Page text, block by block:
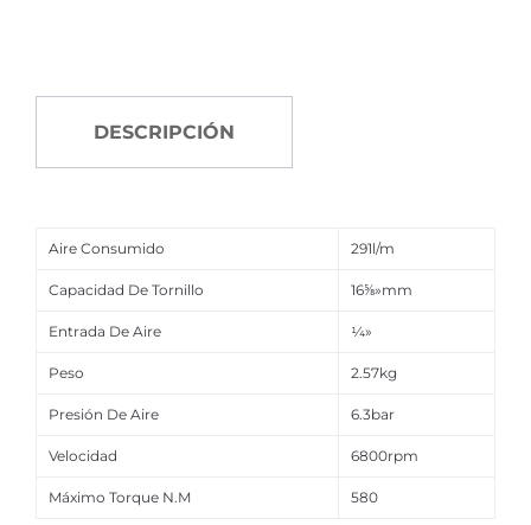
DESCRIPCIÓN
Aire Consumido 291l/m
Capacidad De Tornillo 16⅝»mm
Entrada De Aire ¼»
Peso 2.57kg
Presión De Aire 6.3bar
Velocidad 6800rpm
Máximo Torque N.M 580